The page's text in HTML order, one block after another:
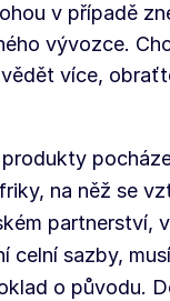
v případě
vývozce.
více,
na něž se
partnerství,
celní sazby,
o původu.